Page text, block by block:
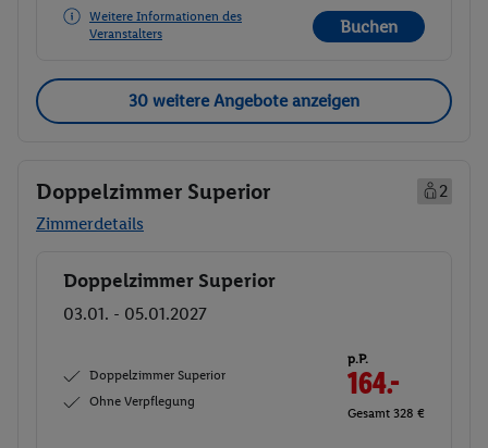
Weitere Informationen des
Veranstalters
Buchen
30 weitere Angebote anzeigen
Doppelzimmer Superior
2
Zimmerdetails
Buchen
Doppelzimmer Superior
03.01. - 05.01.2027
Doppelzimmer Superior
Ohne Verpflegung
p.P.
164.-
Gesamt 328 €